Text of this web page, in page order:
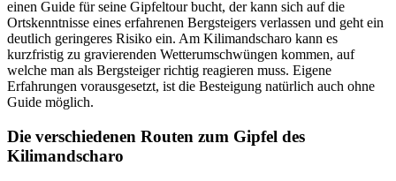
einen Guide für seine Gipfeltour bucht, der kann sich auf die
Ortskenntnisse eines erfahrenen Bergsteigers verlassen und geht ein
deutlich geringeres Risiko ein. Am Kilimandscharo kann es
kurzfristig zu gravierenden Wetterumschwüngen kommen, auf
welche man als Bergsteiger richtig reagieren muss. Eigene
Erfahrungen vorausgesetzt, ist die Besteigung natürlich auch ohne
Guide möglich.
Die verschiedenen Routen zum Gipfel des
Kilimandscharo